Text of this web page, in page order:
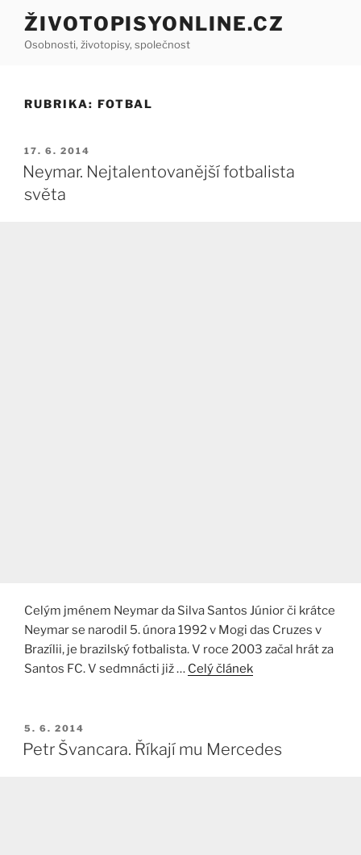
Přejít
obsahu
ŽIVOTOPISYONLINE.CZ
Osobnosti, životopisy, společnost
RUBRIKA: FOTBAL
PUBLIKOVÁNO
17. 6. 2014
Neymar. Nejtalentovanější fotbalista
světa
Celým jménem Neymar da Silva Santos Júnior či krátce
Neymar se narodil 5. února 1992 v Mogi das Cruzes v
Brazílii, je brazilský fotbalista. V roce 2003 začal hrát za
Santos FC. V sedmnácti již … Celý článek
PUBLIKOVÁNO
5. 6. 2014
Petr Švancara. Říkají mu Mercedes